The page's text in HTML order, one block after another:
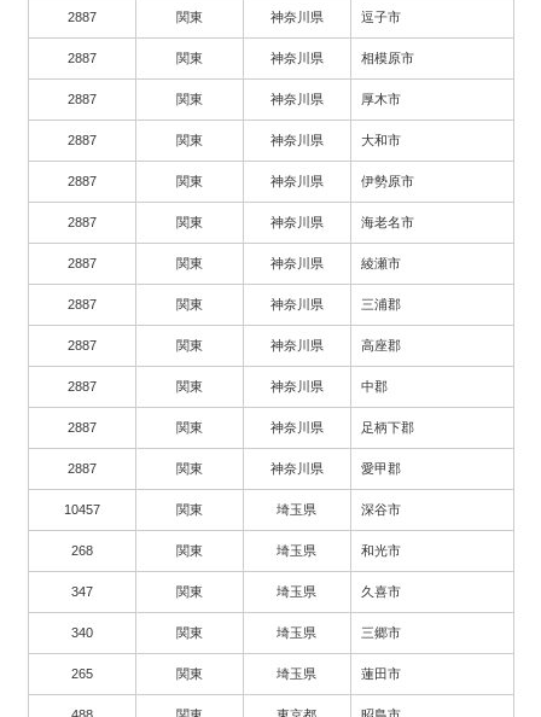
2887 関東 神奈川県 逗子市
2887 関東 神奈川県 相模原市
2887 関東 神奈川県 厚木市
2887 関東 神奈川県 大和市
2887 関東 神奈川県 伊勢原市
2887 関東 神奈川県 海老名市
2887 関東 神奈川県 綾瀬市
2887 関東 神奈川県 三浦郡
2887 関東 神奈川県 高座郡
2887 関東 神奈川県 中郡
2887 関東 神奈川県 足柄下郡
2887 関東 神奈川県 愛甲郡
10457 関東 埼玉県 深谷市
268 関東 埼玉県 和光市
347 関東 埼玉県 久喜市
340 関東 埼玉県 三郷市
265 関東 埼玉県 蓮田市